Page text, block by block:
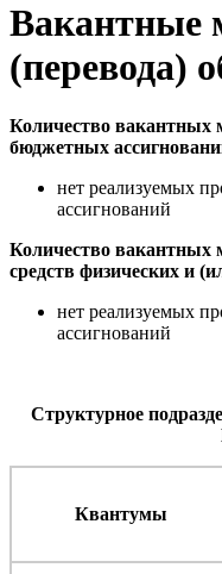
Вакантные
(перевода)
Количество вакантных
бюджетных
нет реализуемых
ассигнований
Количество вакантных
средств физических и
нет реализуемых
ассигнований
Структурное
Квантумы